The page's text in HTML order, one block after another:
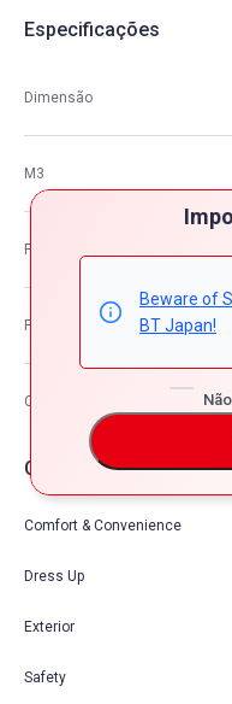
Beware of
BT Japan!
Especificações
Dimensão
M3
Peso do veículo
Peso Bruto do Veículo
Capacidade máxima de
Opções de carro
Comfort & Convenience
Dress Up
Exterior
Safety